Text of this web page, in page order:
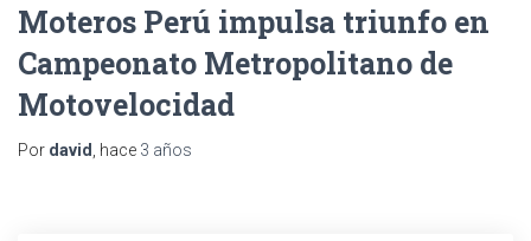
Moteros Perú impulsa triunfo en
Campeonato Metropolitano de
Motovelocidad
Por david , hace 3 años